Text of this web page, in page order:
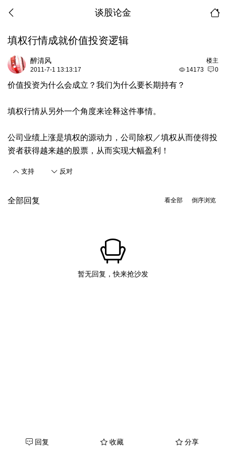
谈股论金
填权行情成就价值投资逻辑
楼主
醉清风
14173 0
2011-7-1 13:13:17
价值投资为什么会成立？我们为什么要长期持有？
填权行情从另外一个角度来诠释这件事情。
公司业绩上涨是填权的源动力，公司除权／填权从而使得投
资者获得越来越的股票，从而实现大幅盈利！
支持 反对
倒序浏览
看全部
全部回复
暂无回复，快来抢沙发
回复 收藏 分享